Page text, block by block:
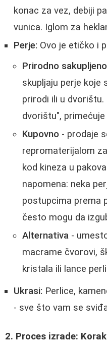
konac za vez, debiji
vunica. Iglom za
Perje: Ovo je etičko i
Prirodno sakupljeno
skupljaju perje koje
prirodi ili u
dvorištu",
Kupovno - prodaje
repromaterijalom
kod kineza u
napomena: neka
postupcima prema
često mogu da
Alternativa -
macrame čvorovi,
kristala ili lance
Ukrasi: Perlice,
- sve što vam se
2. Proces izrade: